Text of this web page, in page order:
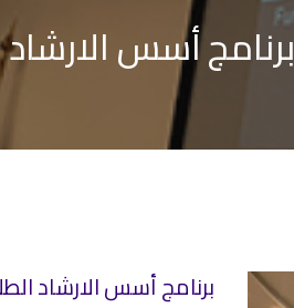
برنامج أسس
برنامج أسس الارشاد